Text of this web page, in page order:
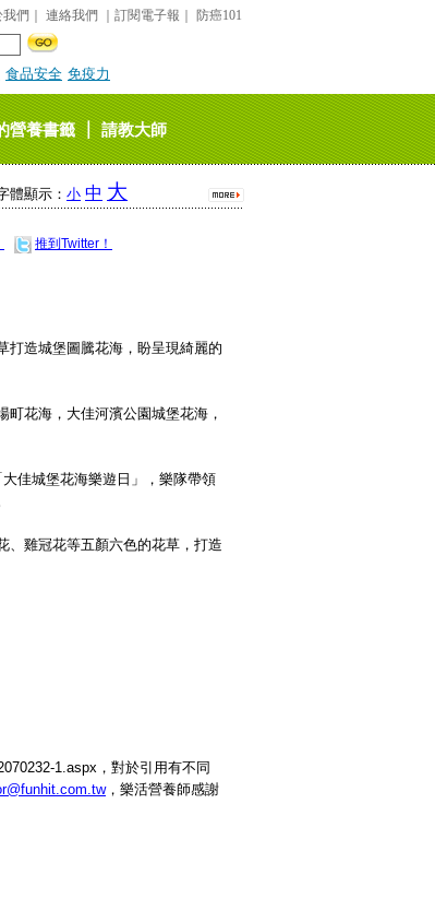
我們 連絡我們 訂閱電子報 防癌101
食品安全 免疫力
營養書籤｜請教大師
體顯示： 小 中 大
推到Twitter！
打造城堡圖騰花海，盼呈現綺麗的
花海，大佳河濱公園城堡花海，
佳城堡花海樂遊日」，樂隊帶領
、雞冠花等五顏六色的花草，打造
1.aspx，對於引用有不同
，樂活營養師感謝